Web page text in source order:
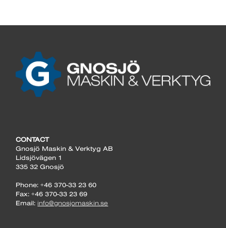
CONTACT
Gnosjö Maskin & Verktyg AB
Lidsjövägen 1
335 32 Gnosjö
Phone: +46 370-33 23 60
Fax: +46 370-33 23 69
Email: info@gnosjomaskin.se